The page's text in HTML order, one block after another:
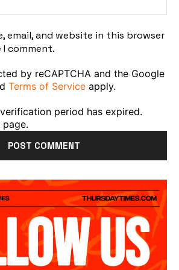
email, and website in this browser
comment.
by reCAPTCHA and the Google
Terms of Service apply.
period has expired.
page.